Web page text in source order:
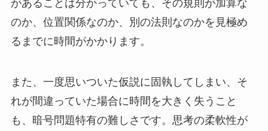
があることは分かっていても、その規則が加算な
のか、位置関係なのか、別の法則なのかを見極め
るまでに時間がかかります。
また、一度思いついた仮説に固執してしまい、そ
れが間違っていた場合に時間を大きく失うこと
も、暗号問題特有の難しさです。思考の柔軟性が